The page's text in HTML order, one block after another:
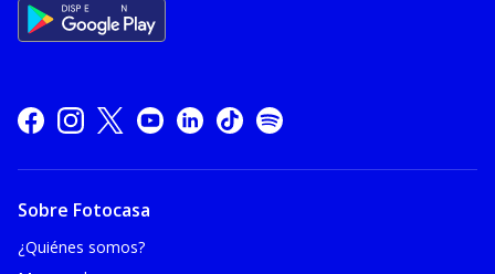
Sobre Fotocasa
¿Quiénes somos?